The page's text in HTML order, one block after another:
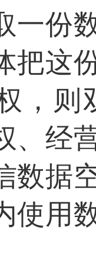
一份
把这
，则
、经
数据
使用